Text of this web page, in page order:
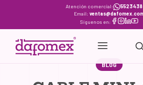
content
Atención comercial:
Email:
Síguenos en:
BLOG